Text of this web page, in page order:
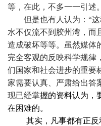
等，在此，不多一一引述。
但是也有人认为：“
水不仅流不到胶州湾，而
造成破坏等等。虽然媒体
完全客观的反映科学规律
们国家和社会进步的重要
家需要认真、严肃给出答
现已经掌握的资料认为，
在困难的。
其实，凡事都有正